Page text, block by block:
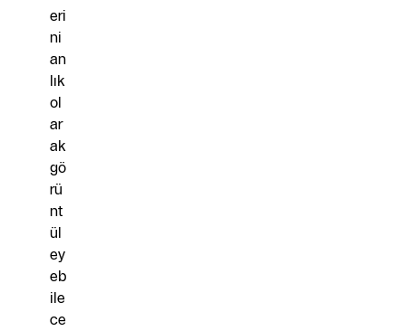
eri
ni
an
lık
ol
ar
ak
gö
rü
nt
ül
ey
eb
ile
ce